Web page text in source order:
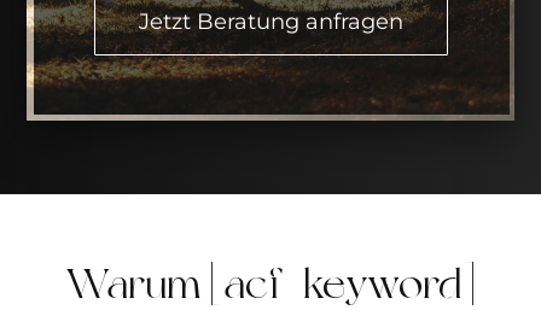
Jetzt Beratung anfragen
Warum [acf_keyword]